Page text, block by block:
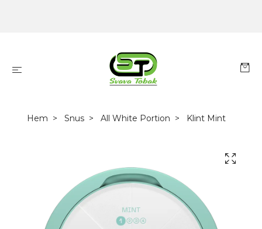
Hem Snus All White Portion Klint Mint